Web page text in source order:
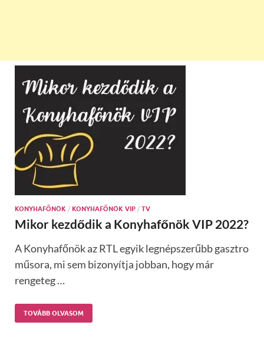
KONYHAFŐNÖK / KONYHAFŐNÖK VIP / TV
Mikor kezdődik a Konyhafőnök VIP 2022?
A Konyhafőnök az RTL egyik legnépszerűbb gasztro
műsora, mi sem bizonyítja jobban, hogy már
rengeteg …
TOVÁBB OLVASOM